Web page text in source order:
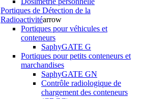
Portiques de Détection de la
Radioactivitéarrow
Portiques pour véhicules et
conteneurs
SaphyGATE G
Portiques pour petits conteneurs et
marchandises
SaphyGATE GN
Contrôle radiologique de
chargement des conteneurs